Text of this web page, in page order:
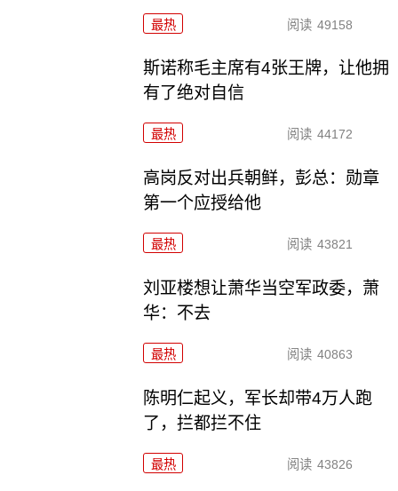
最热 阅读 49158
斯诺称毛主席有4张王牌，让他拥
有了绝对自信
最热 阅读 44172
高岗反对出兵朝鲜，彭总：勋章
第一个应授给他
最热 阅读 43821
刘亚楼想让萧华当空军政委，萧
华：不去
最热 阅读 40863
陈明仁起义，军长却带4万人跑
了，拦都拦不住
最热 阅读 43826